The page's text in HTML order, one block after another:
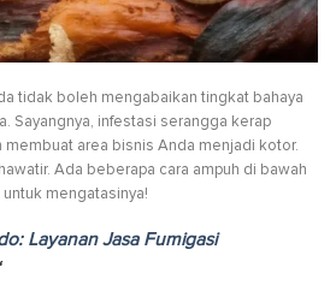
tidak boleh mengabaikan tingkat bahaya
Sayangnya, infestasi serangga kerap
membuat area bisnis Anda menjadi kotor.
Ada beberapa cara ampuh di bawah
mengatasinya!
Layanan Jasa Fumigasi